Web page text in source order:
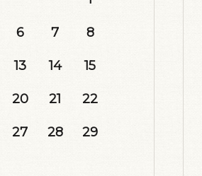
6 7 8
13 14 15
20 21 22
27 28 29